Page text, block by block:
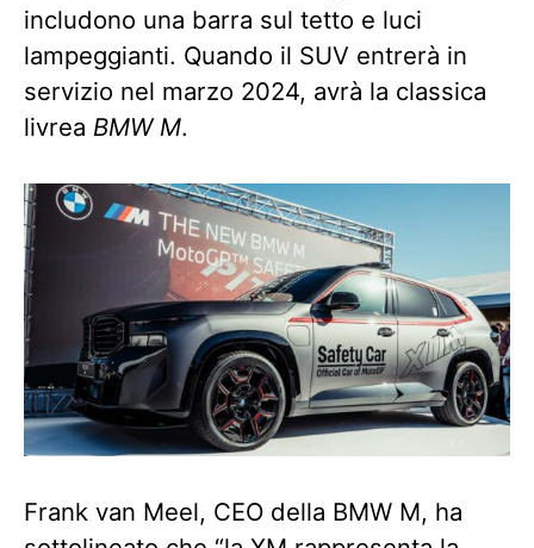
includono una barra sul tetto e luci
lampeggianti. Quando il SUV entrerà in
servizio nel marzo 2024, avrà la classica
livrea BMW M.
Frank van Meel, CEO della BMW M, ha